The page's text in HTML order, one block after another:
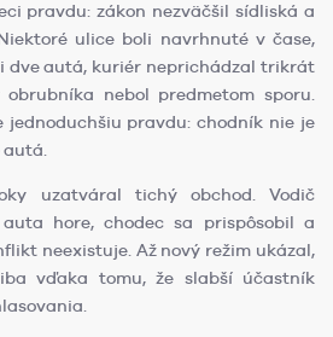
pravdu: zákon nezväčšil sídliská a
ulice boli navrhnuté v čase,
dve autá, kuriér neprichádzal trikrát
nebol predmetom sporu.
jednoduchšiu pravdu: chodník nie je
uzatváral tichý obchod. Vodič
hore, chodec sa prispôsobil a
neexistuje. Až nový režim ukázal,
vďaka tomu, že slabší účastník